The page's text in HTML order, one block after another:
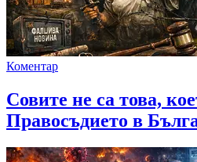
Коментар
Совите не са това,
Правосъдието в